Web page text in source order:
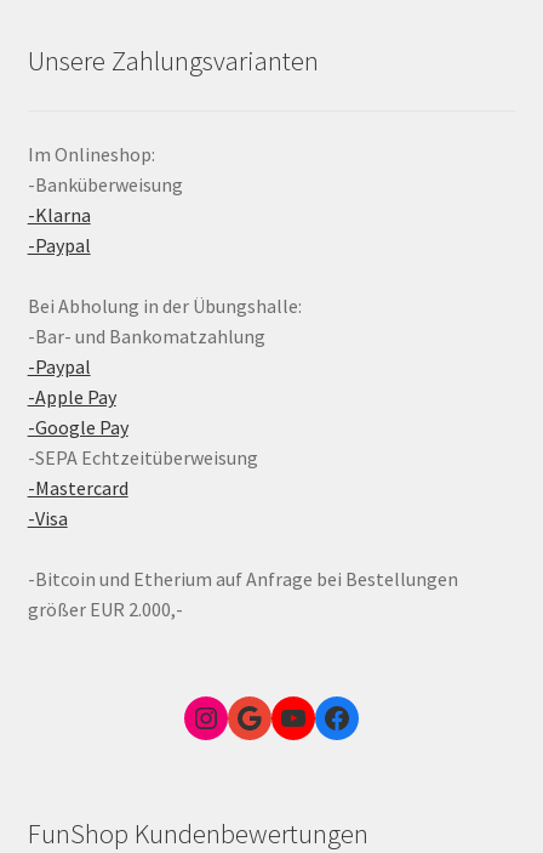
Unsere Zahlungsvarianten
Im Onlineshop:
-Banküberweisung
-Klarna
-Paypal
Bei Abholung in der Übungshalle:
-Bar- und Bankomatzahlung
-Paypal
-Apple Pay
-Google Pay
-SEPA Echtzeitüberweisung
-Mastercard
-Visa
-Bitcoin und Etherium auf Anfrage bei Bestellungen
größer EUR 2.000,-
Instagram
Google Link zum FunShop WienYouTubeFacebook
FunShop Kundenbewertungen